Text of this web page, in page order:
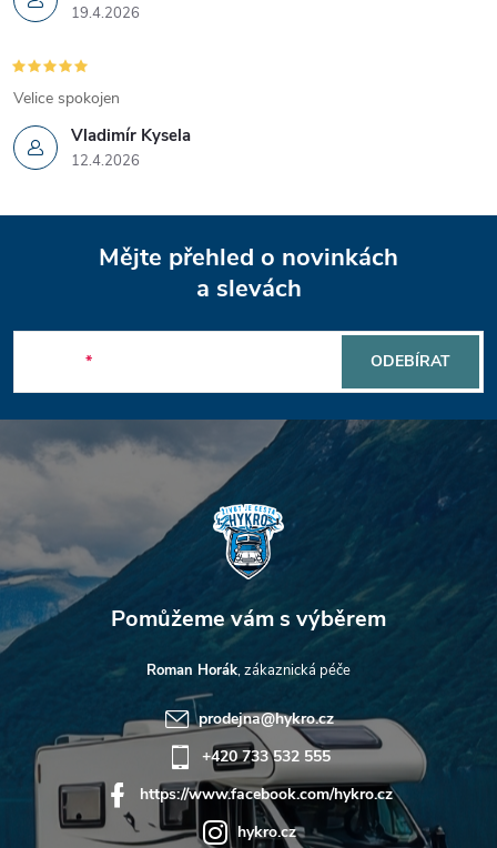
19.4.2026
Vladimír Kysela
12.4.2026
Velice spokojen
p
a
t
í
Mějte přehled o novinkách
a slevách
ODEBÍRAT
Roman Horák
prodejna@hykro.cz
+420 733 532 555
https://www.facebook.com/hykro.cz
hykro.cz